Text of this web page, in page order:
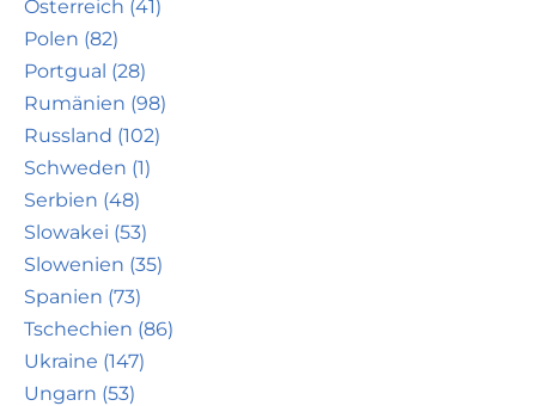
Österreich (41)
Polen (82)
Portgual (28)
Rumänien (98)
Russland (102)
Schweden (1)
Serbien (48)
Slowakei (53)
Slowenien (35)
Spanien (73)
Tschechien (86)
Ukraine (147)
Ungarn (53)